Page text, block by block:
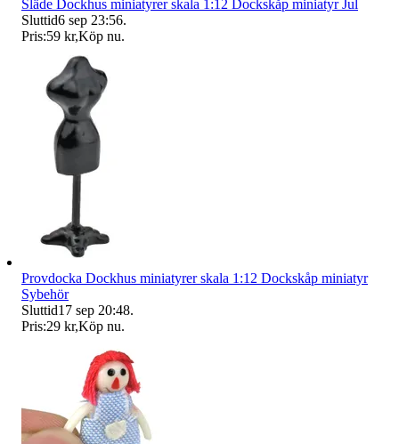
Släde Dockhus miniatyrer skala 1:12 Dockskåp miniatyr Jul
Sluttid6 sep 23:56.
Pris:59 kr,Köp nu.
Provdocka Dockhus miniatyrer skala 1:12 Dockskåp miniatyr
Sybehör
Sluttid17 sep 20:48.
Pris:29 kr,Köp nu.